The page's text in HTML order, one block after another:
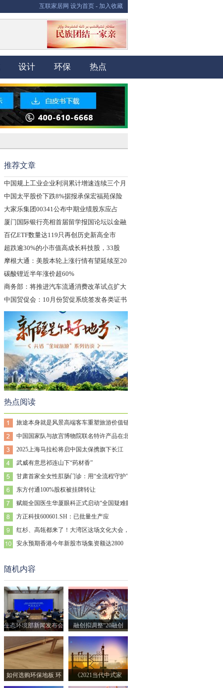
互联家居网 设为首页 - 加入收藏
设计 环保 热点
推荐文章
中国规上工业企业利润累计增速连续三个月
保
中国太平股价下跌8%据报承保宏福苑保险
大家乐集团00341公布中期业绩股东应占
厦门国际银行亮相首届留学报国论坛以金融
力
百亿ETF数量达119只再创历史新高全市
超跌逾30%的小市值高成长科技股，33股
摩根大通：美股本轮上涨行情有望延续至20
碳酸锂近半年涨价超60%
商务部：将推进汽车流通消费改革试点扩大
二
中国贸促会：10月份贸促系统签发各类证书
热点阅读
旅途本身就是风景高端客车重塑旅游价值链
中国国家队与故宫博物院联名特许产品在北京
2025上海马拉松将启中国太保携旗下长江
武威有意思祁连山下“药材香”
甘肃首家全女性肛肠门诊：用“全流程守护”
东方付通100%股权被挂牌转让
赋能全国医生华厦眼科正式启动“全国疑难眼
方正科技600601.SH：已批量生产应
红杉、高瓴都来了！大湾区这场文化大会，靠
安永预期香港今年新股市场集资额达2800
随机内容
生态环境部新闻发布会 融创拟调整“20融创
如何选购环保地板 环 《2021当代中式家